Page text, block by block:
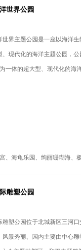
世界公园
世界主题公园是一座以海洋
、现代化的海洋主题公园，
一体的超大型、现代化的海
、海龟乐园、绚丽珊瑚海、
雕塑公园
雕塑公园位于北城新区三河
风景秀丽。园内主要由中心